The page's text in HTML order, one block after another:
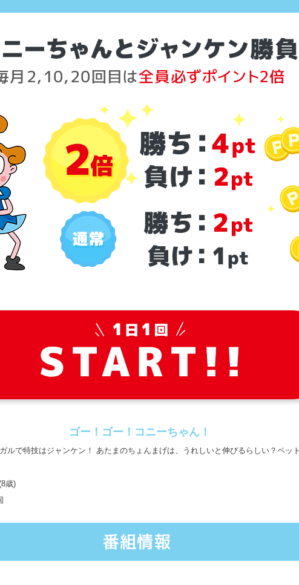
ゴー！ゴー！コニーちゃん！
ルで特技はジャンケン！ あたまのちょんまげは、うれしいと伸びるらしい？ペ
歳)